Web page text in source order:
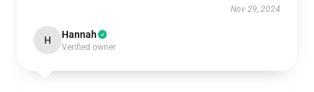
Nov 29, 2024
H Hannah
Verified owner